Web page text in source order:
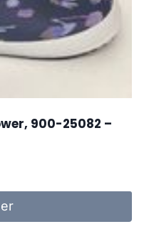
900-25082 –